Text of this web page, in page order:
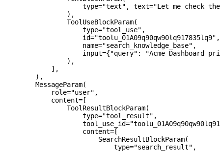
                    type
="text" , text="Let me check
                ),
                ToolUseBlockParam(
                    type
="tool_use" ,
                    id
="toolu_01A09q90qw90lq917835lq9" ,
                    name
="search_knowledge_base" ,
                    input
={"query" :
"Acme Dashboard
                ),
            ],
        ),
        MessageParam(
            role
="user" ,
            content
= [
                ToolResultBlockParam(
                    type
="tool_result" ,
                    tool_use_id
=
                    content
= [
                        SearchResultBlockParam(
                            type
="search_result" ,